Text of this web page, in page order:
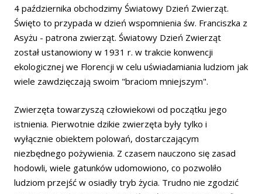
4 października obchodzimy Światowy Dzień Zwierząt.
Święto to przypada w dzień wspomnienia św. Franciszka z
Asyżu - patrona zwierząt. Światowy Dzień Zwierząt
został ustanowiony w 1931 r. w trakcie konwencji
ekologicznej we Florencji w celu uświadamiania ludziom jak
wiele zawdzięczają swoim "braciom mniejszym".
Zwierzęta towarzyszą człowiekowi od początku jego
istnienia. Pierwotnie dzikie zwierzęta były tylko i
wyłącznie obiektem polowań, dostarczającym
niezbędnego pożywienia. Z czasem nauczono się zasad
hodowli, wiele gatunków udomowiono, co pozwoliło
ludziom przejść w osiadły tryb życia. Trudno nie zgodzić